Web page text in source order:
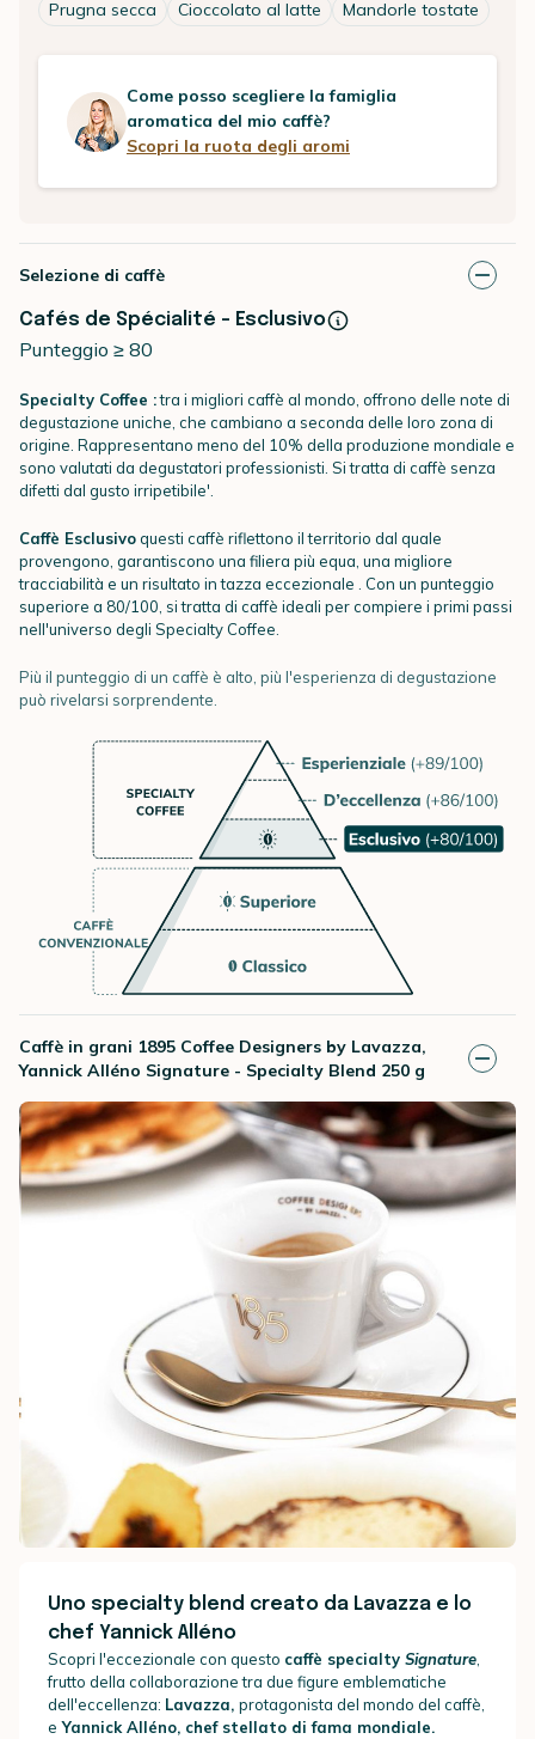
Prugna secca Cioccolato al latte Mandorle tostate
Come posso scegliere la famiglia
aromatica del mio caffè?
Scopri la ruota degli aromi
Selezione di caffè
Cafés de Spécialité - Esclusivo
Punteggio ≥ 80
Specialty Coffee :tra i migliori caffè al mondo, offrono delle note di
degustazione uniche, che cambiano a seconda delle loro zona di
origine. Rappresentano meno del 10% della produzione mondiale e
sono valutati da degustatori professionisti. Si tratta di caffè senza
difetti dal gusto irripetibile'.
Caffè Esclusivoquesti caffè riflettono il territorio dal quale
provengono, garantiscono una filiera più equa, una migliore
tracciabilità e un risultato in tazza eccezionale . Con un punteggio
superiore a 80/100, si tratta di caffè ideali per compiere i primi passi
nell'universo degli Specialty Coffee.
Più il punteggio di un caffè è alto, più l'esperienza di degustazione
può rivelarsi sorprendente.
Caffè in grani 1895 Coffee Designers by Lavazza,
Yannick Alléno Signature - Specialty Blend 250 g
Uno specialty blend creato da Lavazza e lo
chef Yannick Alléno
Scopri l'eccezionale con questo caffè specialty Signature,
frutto della collaborazione tra due figure emblematiche
dell'eccellenza: Lavazza, protagonista del mondo del caffè,
e Yannick Alléno, chef stellato di fama mondiale.